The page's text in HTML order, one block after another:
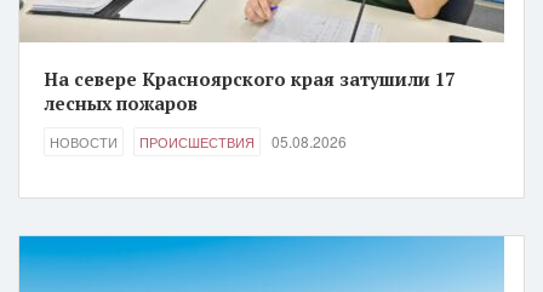
На севере Красноярского края затушили 17
лесных пожаров
НОВОСТИ ПРОИСШЕСТВИЯ 05.08.2026